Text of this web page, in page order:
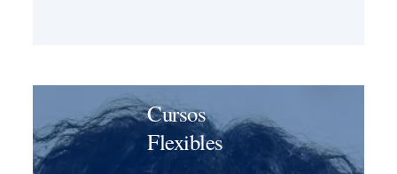
Cursos
Flexibles